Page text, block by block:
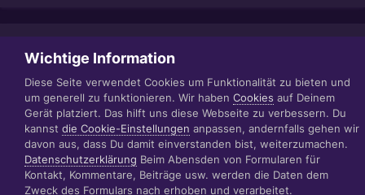
Teilen
Datenschutzerklärung Impressum
© 1999 - 2022 RÄBIGER IT|WEB|VIDEO|CONSULTING
www.raebiger.pro
Powered by Invision Community
Wichtige Information
Diese Seite verwendet Cookies um Funktionalität zu bieten und
um generell zu funktionieren. Wir haben Cookies auf Deinem
Gerät platziert. Das hilft uns diese Webseite zu verbessern. Du
kannst die Cookie-Einstellungen anpassen, andernfalls gehen wir
davon aus, dass Du damit einverstanden bist, weiterzumachen.
Datenschutzerklärung Beim Abensden von Formularen für
Kontakt, Kommentare, Beiträge usw. werden die Daten dem
Zweck des Formulars nach erhoben und verarbeitet.